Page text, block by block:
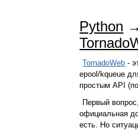
Python →
TornadoWeb -
epool/kqueue
простым API
Первый
официальная
есть. Но